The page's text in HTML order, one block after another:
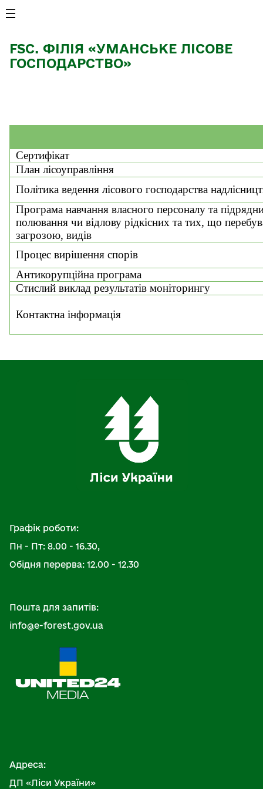
FSC. ФІЛІЯ «УМАНСЬКЕ ЛІСОВЕ
ГОСПОДАРСТВО»
Сертифікат
План лісоуправління
Політика ведення лісового господарства
Програма навчання власного персоналу та
полювання чи відлову рідкісних та тих, що
загрозою, видів
Процес вирішення спорів
Антикорупційна програма
Стислий виклад результатів моніторингу
Контактна інформація
Графік роботи:
Пн - Пт: 8.00 - 16.30,
Обідня перерва: 12.00 - 12.30
Пошта для запитів:
info@e-forest.gov.ua
Адреса:
ДП «Ліси України»